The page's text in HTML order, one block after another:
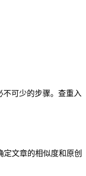
可少的步骤。查重入
文章的相似度和原创